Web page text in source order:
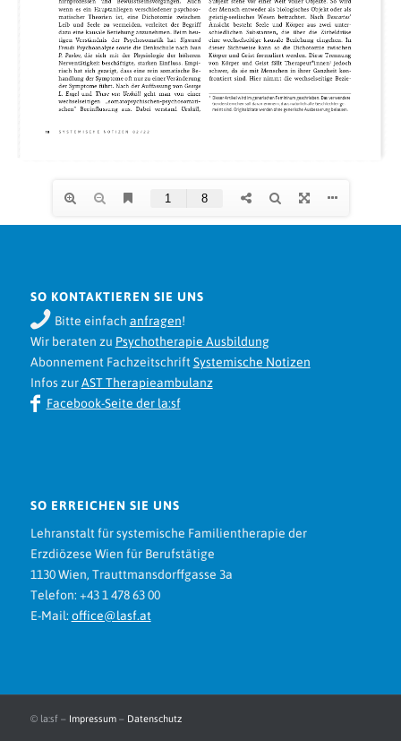
SO KONTAKTIEREN SIE UNS
Bitte einfach anfragen!
Wir beraten zu Psychotherapie Ausbildung
Abonnement Fachzeitschrift Systemische Notizen
Infos zurAST Therapieambulanz
Facebook-Seite der la:sf
SO ERREICHEN SIE UNS
Lehranstalt für systemische Familientherapie der
Erzdiözese Wien für Berufstätige
1130 Wien, Trauttmansdorffgasse 3a
Telefon: +43 1 478 63 00
E-Mail: office@lasf.at
© la:sf – Impressum– Datenschutz